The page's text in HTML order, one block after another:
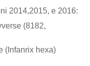
2014,2015, e 2016:
(8182,
(Infanrix hexa)